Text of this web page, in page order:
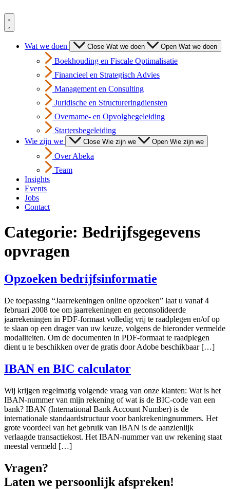
naar
de
Wat we doen
Close Wat we doen Open Wat we doen
Boekhouding en Fiscale Optimalisatie
Financieel en Strategisch Advies
Management en Consulting
Juridische en Structureringdiensten
Overname- en Opvolgbegeleiding
Startersbegeleiding
Wie zijn we
Close Wie zijn we Open Wie zijn we
Over Abeka
Team
Insights
Events
Jobs
Contact
Categorie: Bedrijfsgegevens
opvragen
Opzoeken bedrijfsinformatie
De toepassing “Jaarrekeningen online opzoeken” laat u vanaf 4
februari 2008 toe om jaarrekeningen en geconsolideerde
jaarrekeningen in PDF-formaat volledig vrij te raadplegen en/of op
te slaan op een drager van uw keuze, volgens de hieronder vermelde
modaliteiten. Om de documenten in PDF-formaat te raadplegen
dient u te beschikken over de gratis door Adobe beschikbaar […]
IBAN en BIC calculator
Wij krijgen regelmatig volgende vraag van onze klanten: Wat is het
IBAN-nummer van mijn rekening of wat is de BIC-code van een
bank? IBAN (International Bank Account Number) is de
internationale standaardstructuur voor bankrekeningnummers. Het
grote voordeel van het gebruik van IBAN is de aanzienlijk
verlaagde transactiekost. Het IBAN-nummer van uw rekening staat
meestal vermeld […]
Vragen?
Laten we persoonlijk afspreken!